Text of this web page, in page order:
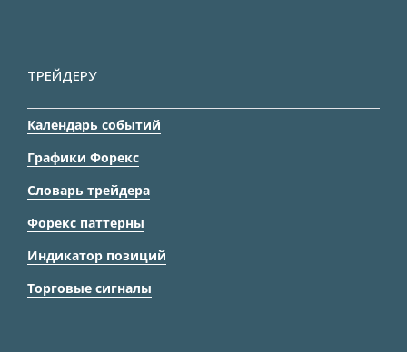
ТРЕЙДЕРУ
Календарь событий
Графики Форекс
Словарь трейдера
Форекс паттерны
Индикатор позиций
Торговые сигналы